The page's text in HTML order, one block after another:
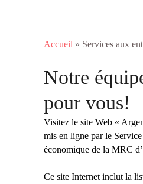
Accueil » Services aux
Notre
pour vous!
Visitez le site Web «
mis en ligne par le
économique de la MRC
Ce site Internet inclut la